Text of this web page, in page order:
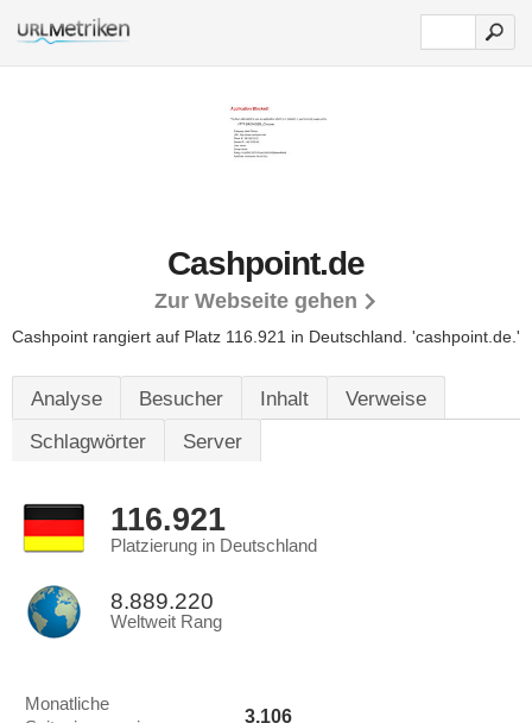
Cashpoint.de
Zur Webseite gehen
Cashpoint rangiert auf Platz 116.921 in Deutschland. 'cashpoint.de.'
Analyse Besucher Inhalt
Verweise
Schlagwörter
Server
116.921
Platzierung in Deutschland
8.889.220
Weltweit Rang
Monatliche
3.106